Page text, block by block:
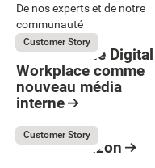
Button Text
De nos experts et de notre
communauté
July 31, 2026
Customer Story
Believe
Believe : Une Digital
Workplace comme
nouveau média
interne
July 31, 2026
Customer Story
France Horizon
France Horizon